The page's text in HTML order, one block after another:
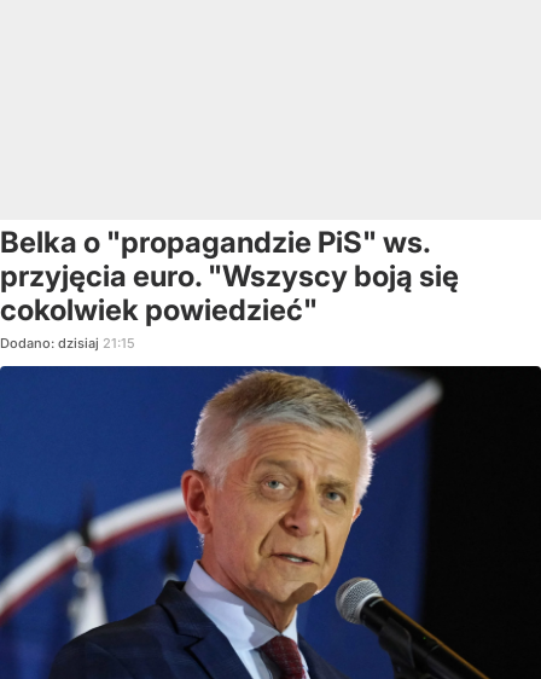
Belka o "propagandzie PiS" ws.
przyjęcia euro. "Wszyscy boją się
cokolwiek powiedzieć"
Dodano: dzisiaj 21:15